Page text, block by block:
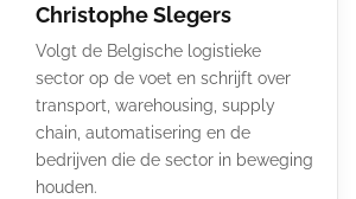
Christophe Slegers
Volgt de Belgische logistieke
sector op de voet en schrijft over
transport, warehousing, supply
chain, automatisering en de
bedrijven die de sector in beweging
houden.